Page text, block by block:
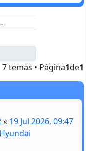
7 temas • Página1de1
« 19 Jul 2026, 09:47